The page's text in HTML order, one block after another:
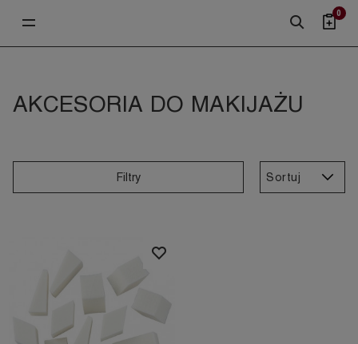
0
AKCESORIA DO MAKIJAŻU
Filtry Sortuj